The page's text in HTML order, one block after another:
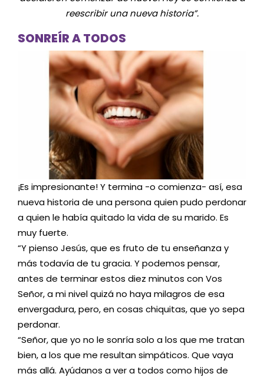
reescribir una nueva historia”.
SONREÍR A TODOS
¡Es impresionante! Y termina -o comienza- así, esa
nueva historia de una persona quien pudo perdonar
a quien le había quitado la vida de su marido. Es
muy fuerte.
“Y pienso Jesús, que es fruto de tu enseñanza y
más todavía de tu gracia. Y podemos pensar,
antes de terminar estos diez minutos con Vos
Señor, a mi nivel quizá no haya milagros de esa
envergadura, pero, en cosas chiquitas, que yo sepa
perdonar.
“Señor, que yo no le sonría solo a los que me tratan
bien, a los que me resultan simpáticos. Que vaya
más allá. Ayúdanos a ver a todos como hijos de